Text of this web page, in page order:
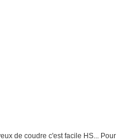
de coudre c'est facile HS... Pour